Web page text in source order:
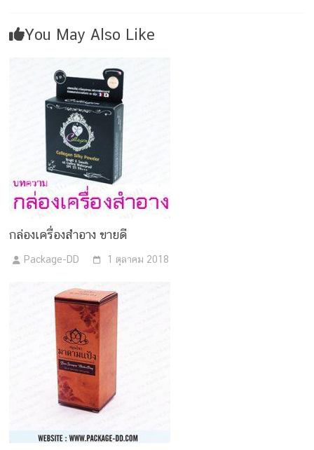
er
You May Also Like
กล่องเครื่องสำอาง ขายดี
Package-DD 1 ตุลาคม 2018